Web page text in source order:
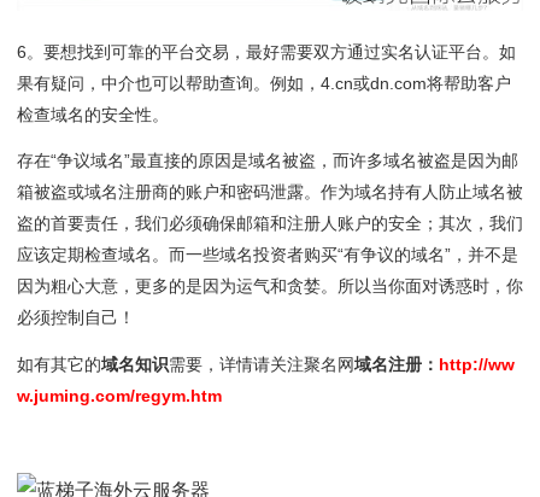
6。要想找到可靠的平台交易，最好需要双方通过实名认证平台。如
果有疑问，中介也可以帮助查询。例如，4.cn或dn.com将帮助客户
检查域名的安全性。
存在“争议域名”最直接的原因是域名被盗，而许多域名被盗是因为邮
箱被盗或域名注册商的账户和密码泄露。作为域名持有人防止域名被
盗的首要责任，我们必须确保邮箱和注册人账户的安全；其次，我们
应该定期检查域名。而一些域名投资者购买“有争议的域名”，并不是
因为粗心大意，更多的是因为运气和贪婪。所以当你面对诱惑时，你
必须控制自己！
如有其它的域名知识需要，详情请关注聚名网域名注册： http://ww
w.juming.com/regym.htm